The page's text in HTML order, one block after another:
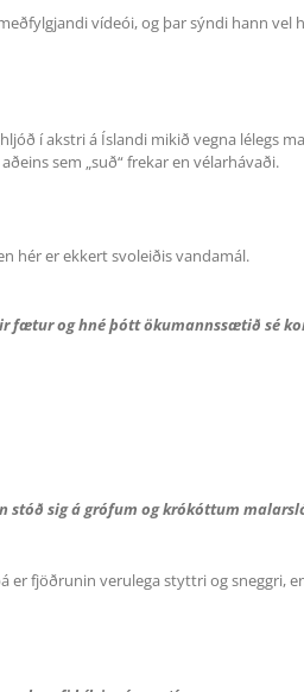
vídeói, og þar sýndi hann vel
í akstri á Íslandi mikið vegna lélegs
sem „suð“ frekar en vélarhávaði.
hér er ekkert svoleiðis vandamál.
fætur og hné þótt ökumannssætið sé
stóð sig á grófum og krókóttum
fjöðrunin verulega styttri og sneggri,